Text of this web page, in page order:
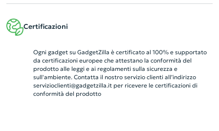
Certificazioni
Ogni gadget su GadgetZilla è certificato al 100% e supportato
da certificazioni europee che attestano la conformità del
prodotto alle leggi e ai regolamenti sulla sicurezza e
sull'ambiente. Contatta il nostro servizio clienti all’indirizzo
servizioclienti@gadgetzilla.itper ricevere le certificazioni di
conformità del prodotto